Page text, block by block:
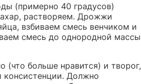
(примерно 40 градусов)
растворяем. Дрожжи
взбиваем смесь венчиком и
смесь до однородной массы
(что больше нравится) и творог,
Должно